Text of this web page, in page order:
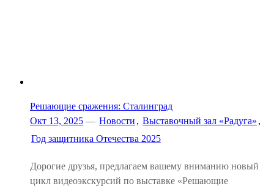
Решающие сражения: Сталинград
Окт 13, 2025 — Новости , Выставочный зал «Радуга» ,
Год защитника Отечества 2025
Дорогие друзья, предлагаем вашему вниманию новый
цикл видеоэкскурсий по выставке «Решающие